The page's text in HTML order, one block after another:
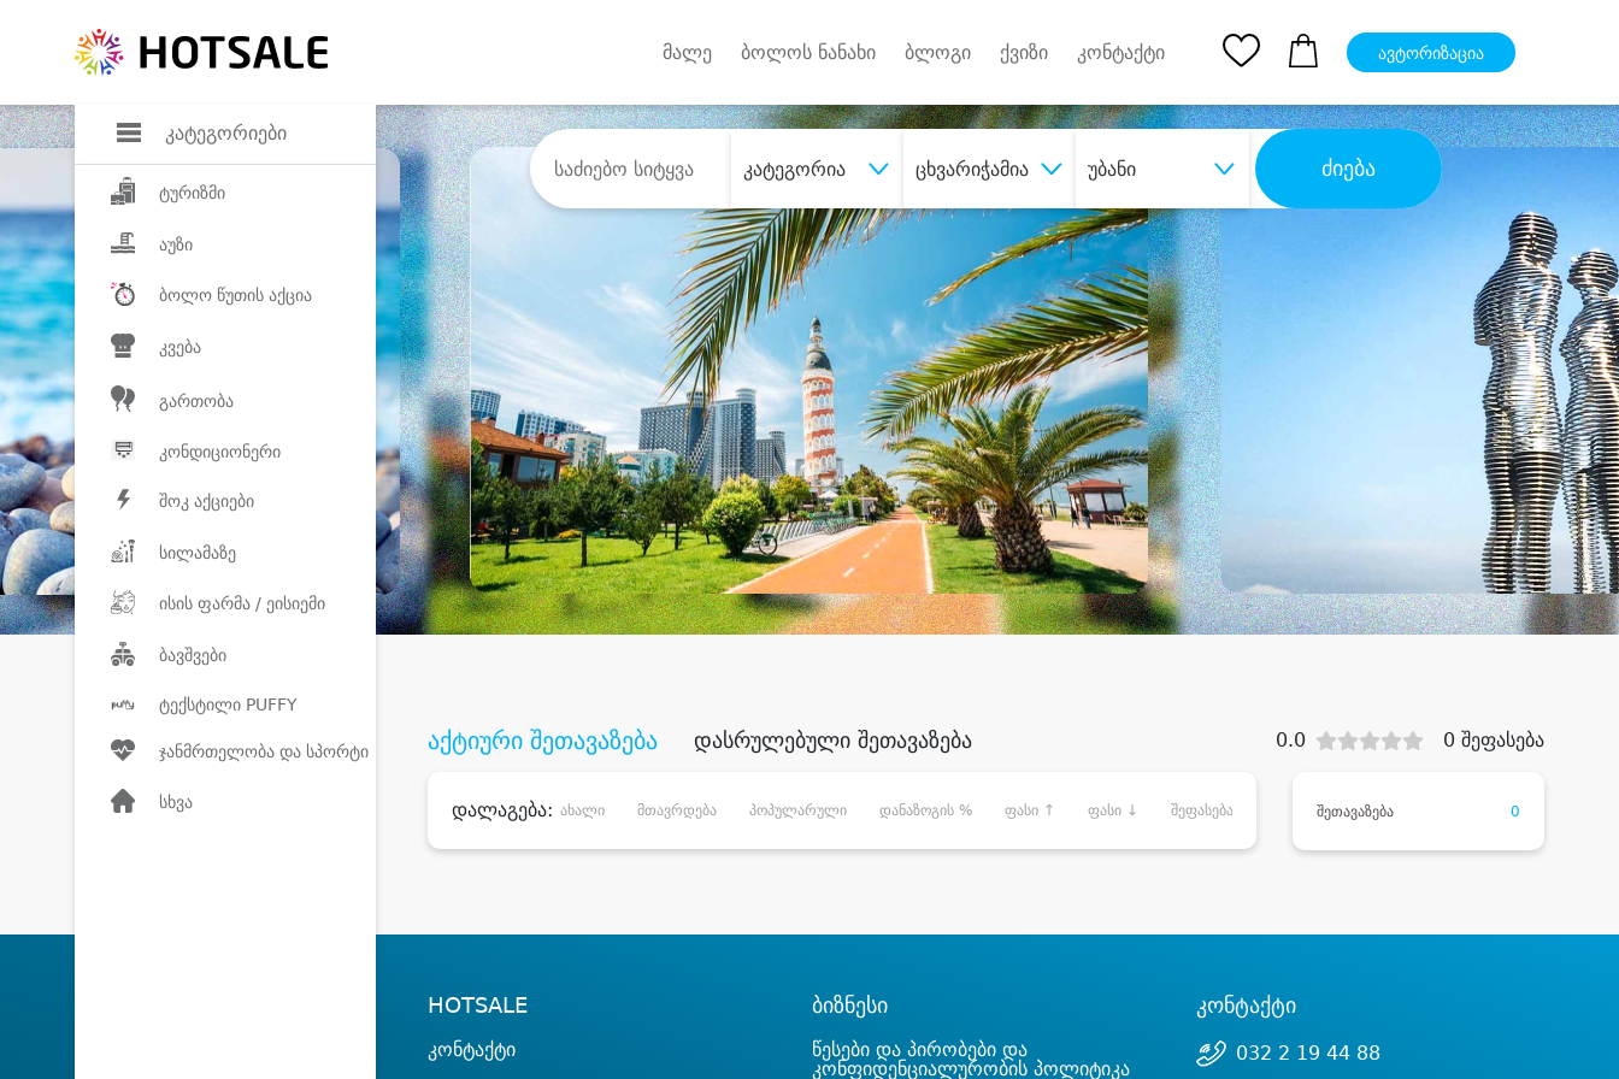
კატეგორიები
ტურიზმი
აუზი
ბოლო წუთის აქცია
კვება
გართობა
კონდიციონერი
შოკ აქციები
სილამაზე
ისის ფარმა / ეისიემი
ბავშვები
ტექსტილი PUFFY
ჯანმრთელობა და სპორტი
სხვა
მალე ბოლოს ნანახი ბლოგი ქვიზი კონტაქტი ავტორიზაცია
კატეგორია ცხვარიჭამია უბანი ძიება
შეიძინესასურველი მომსახურებადიდი დანაზოგით
აქტიური შეთავაზება დასრულებული შეთავაზება 0.0 0 შეფასება
დალაგება: ახალი მთავრდება პოპულარული დანაზოგის % ფასი ↑ ფასი ↓ შეფასება შეთავაზება 0
HOTSALE
კონტაქტი
ბიზნესი
წესები და პირობები და
კონფიდენციალურობის პოლიტიკა
კონტაქტი
032 2 19 44 88